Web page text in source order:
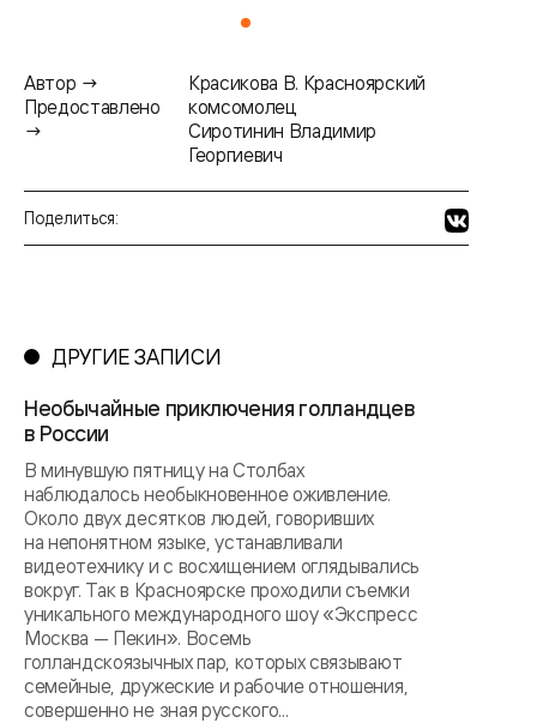
Автор →
Предоставлено
→
Красикова В. Красноярский
комсомолец
Сиротинин Владимир
Георгиевич
Поделиться:
ДРУГИЕ ЗАПИСИ
Необычайные приключения голландцев
в России
В минувшую пятницу на Столбах
наблюдалось необыкновенное оживление.
Около двух десятков людей, говоривших
на непонятном языке, устанавливали
видеотехнику и с восхищением оглядывались
вокруг. Так в Красноярске проходили съемки
уникального международного шоу «Экспресс
Москва — Пекин». Восемь
голландскоязычных пар, которых связывают
семейные, дружеские и рабочие отношения,
совершенно не зная русского...